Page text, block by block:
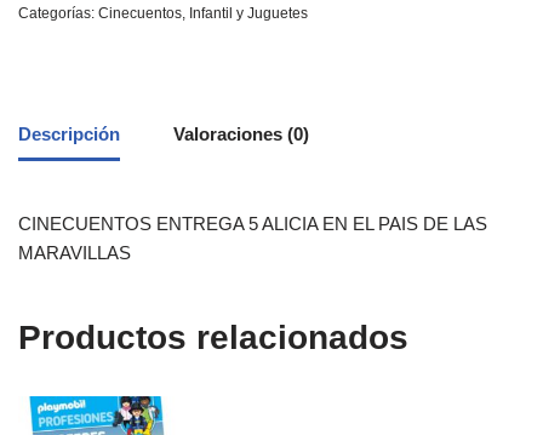
Categorías: Cinecuentos, Infantil y Juguetes
Descripción Valoraciones (0)
CINECUENTOS ENTREGA 5 ALICIA EN EL PAIS DE LAS
MARAVILLAS
Productos relacionados